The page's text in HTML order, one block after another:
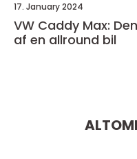
17. January 2024
VW Caddy Max:
af en allround bil